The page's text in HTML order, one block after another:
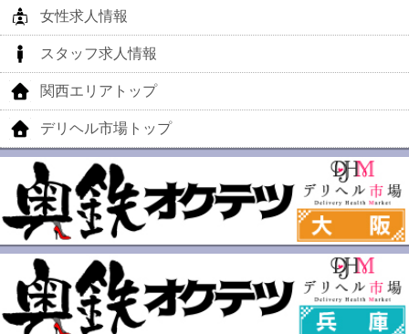
女性求人情報
スタッフ求人情報
関西エリアトップ
デリヘル市場トップ